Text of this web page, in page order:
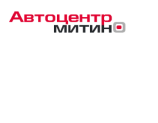
Skip to main content